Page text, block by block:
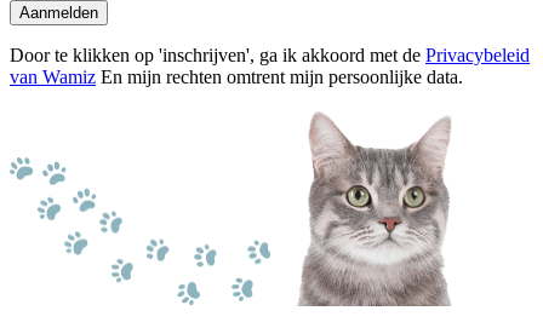
Aanmelden
Door te klikken op 'inschrijven', ga ik akkoord met de Privacybeleid
van Wamiz En mijn rechten omtrent mijn persoonlijke data.